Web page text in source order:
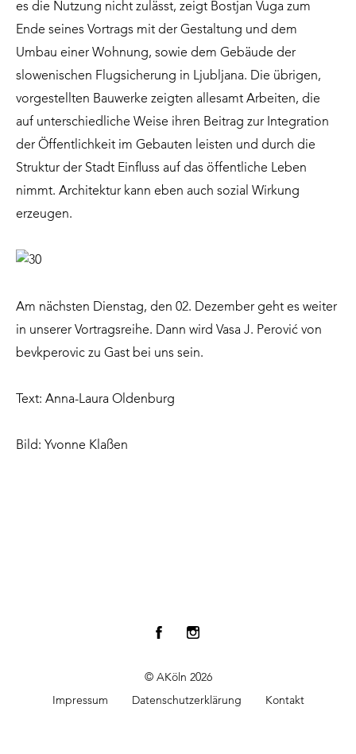
es die Nutzung nicht zulässt, zeigt Bostjan Vuga zum
Ende seines Vortrags mit der Gestaltung und dem
Umbau einer Wohnung, sowie dem Gebäude der
slowenischen Flugsicherung in Ljubljana. Die übrigen,
vorgestellten Bauwerke zeigten allesamt Arbeiten, die
auf unterschiedliche Weise ihren Beitrag zur Integration
der Öffentlichkeit im Gebauten leisten und durch die
Struktur der Stadt Einfluss auf das öffentliche Leben
nimmt. Architektur kann eben auch sozial Wirkung
erzeugen.
Am nächsten Dienstag, den 02. Dezember geht es weiter
in unserer Vortragsreihe. Dann wird Vasa J. Perović von
bevkperovic zu Gast bei uns sein.
Text: Anna-Laura Oldenburg
Bild: Yvonne Klaßen
© AKöln 2026
Impressum Datenschutzerklärung Kontakt